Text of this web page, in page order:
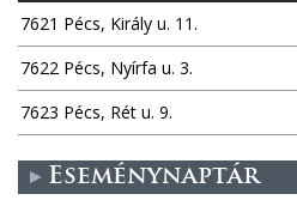
7621 Pécs, Király u. 11.
7622 Pécs, Nyírfa u. 3.
7623 Pécs, Rét u. 9.
Eseménynaptár